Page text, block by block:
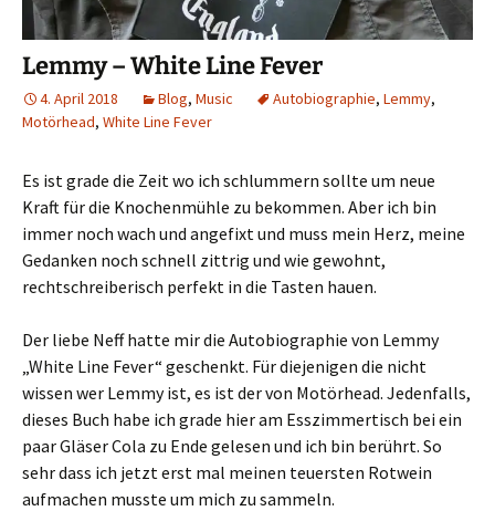
Lemmy – White Line Fever
4. April 2018 Blog, Music Autobiographie, Lemmy,
Motörhead, White Line Fever
Es ist grade die Zeit wo ich schlummern sollte um neue
Kraft für die Knochenmühle zu bekommen. Aber ich bin
immer noch wach und angefixt und muss mein Herz, meine
Gedanken noch schnell zittrig und wie gewohnt,
rechtschreiberisch perfekt in die Tasten hauen.
Der liebe Neff hatte mir die Autobiographie von Lemmy
„White Line Fever“ geschenkt. Für diejenigen die nicht
wissen wer Lemmy ist, es ist der von Motörhead. Jedenfalls,
dieses Buch habe ich grade hier am Esszimmertisch bei ein
paar Gläser Cola zu Ende gelesen und ich bin berührt. So
sehr dass ich jetzt erst mal meinen teuersten Rotwein
aufmachen musste um mich zu sammeln.